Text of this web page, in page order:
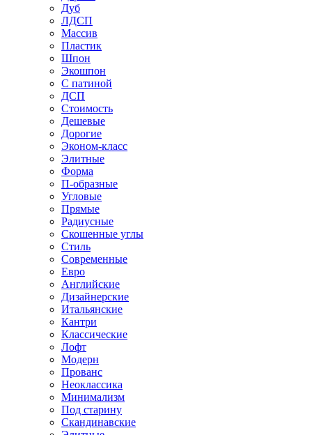
Дуб
ЛДСП
Массив
Пластик
Шпон
Экошпон
С патиной
ДСП
Стоимость
Дешевые
Дорогие
Эконом-класс
Элитные
Форма
П-образные
Угловые
Прямые
Радиусные
Скошенные углы
Стиль
Современные
Евро
Английские
Дизайнерские
Итальянские
Кантри
Классические
Лофт
Модерн
Прованс
Неоклассика
Минимализм
Под старину
Скандинавские